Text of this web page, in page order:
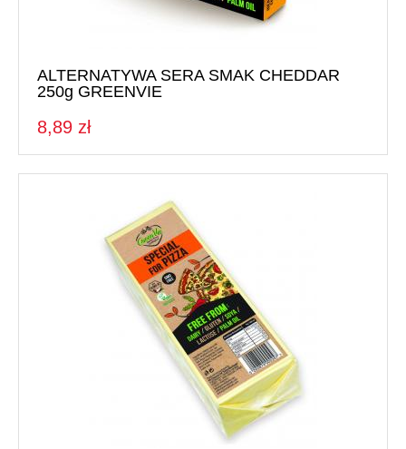
ALTERNATYWA SERA SMAK CHEDDAR
250g GREENVIE
8,89 zł